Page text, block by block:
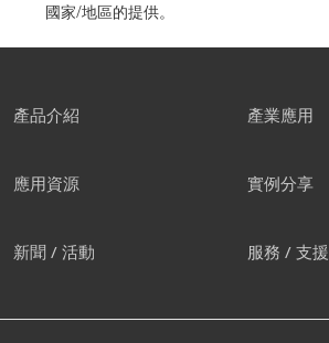
國家/地區的提供。
產品介紹 產業應用
應用資源 實例分享
新聞 / 活動 服務 / 支援